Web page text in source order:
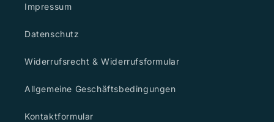
Impressum
Datenschutz
Widerrufsrecht & Widerrufsformular
Allgemeine Geschäftsbedingungen
Kontaktformular